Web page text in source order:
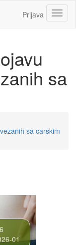
Prijava
sa
sa carskim
01